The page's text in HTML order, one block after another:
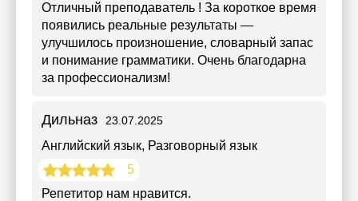
Отличный преподаватель ! За короткое время
появились реальные результаты —
улучшилось произношение, словарный запас
и понимание грамматики. Очень благодарна
за профессионализм!
Дильназ 23.07.2025
Английский язык, Разговорный язык
5
Репетитор нам нравится.